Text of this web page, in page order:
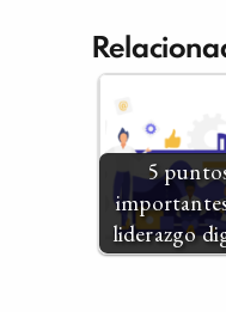
5
liderazgo